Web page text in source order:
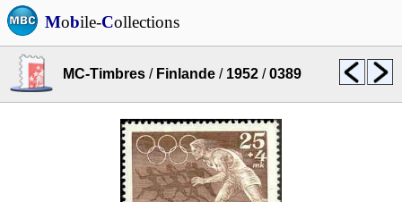
Mobile-Collections
MC-Timbres / Finlande / 1952 /0389